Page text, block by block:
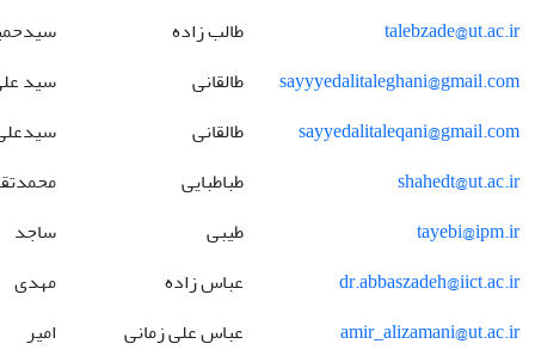
talebzade@ut.ac.ir
طالب زاده
sayyyedalitaleghani@gmail.com
طالقانی
سید
sayyedalitaleqani@gmail.com
طالقانی
shahedt@ut.ac.ir
طباطبایی
tayebi@ipm.ir
طیبی
ساجد
dr.abbaszadeh@iict.ac.ir
عباس زاده
مهدی
amir_alizamani@ut.ac.ir
عباس علی زمانی
امیر